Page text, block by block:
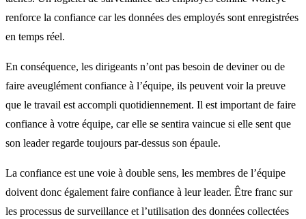
renforce la confiance car les données des employés sont enregistrées
en temps réel.
En conséquence, les dirigeants n’ont pas besoin de deviner ou de
faire aveuglément confiance à l’équipe, ils peuvent voir la preuve
que le travail est accompli quotidiennement. Il est important de faire
confiance à votre équipe, car elle se sentira vaincue si elle sent que
son leader regarde toujours par-dessus son épaule.
La confiance est une voie à double sens, les membres de l’équipe
doivent donc également faire confiance à leur leader. Être franc sur
les processus de surveillance et l’utilisation des données collectées